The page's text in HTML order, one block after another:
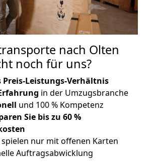
nach Olten
noch für uns?
Preis-Leistungs-Verhältnis
in der Umzugsbranche
und 100 % Kompetenz
Sie bis zu 60 %
nur mit offenen Karten
Auftragsabwicklung